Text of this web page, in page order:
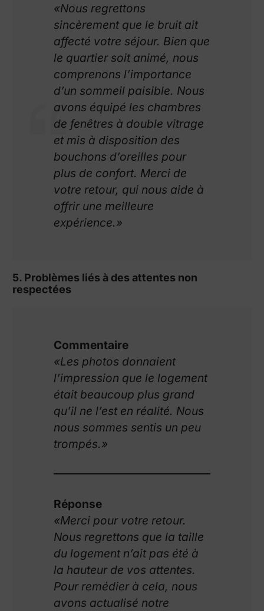
«Nous regrettons
sincèrement que le bruit ait
affecté votre séjour. Bien que
le quartier soit animé, nous
comprenons l’importance
d’un sommeil paisible. Nous
avons équipé les chambres
de fenêtres à double vitrage
et mis à disposition des
bouchons d’oreilles pour
plus de confort. Merci de
votre retour, qui nous aide à
offrir une meilleure
expérience.»
5. Problèmes liés à des attentes non
respectées
Commentaire
«Les photos donnaient
l’impression que le logement
était beaucoup plus grand
qu’il ne l’est en réalité. Nous
nous sommes sentis un peu
trompés.»
Réponse
«Merci pour votre retour.
Nous regrettons que la taille
du logement n’ait pas été à
la hauteur de vos attentes.
Pour remédier à cela, nous
avons actualisé notre